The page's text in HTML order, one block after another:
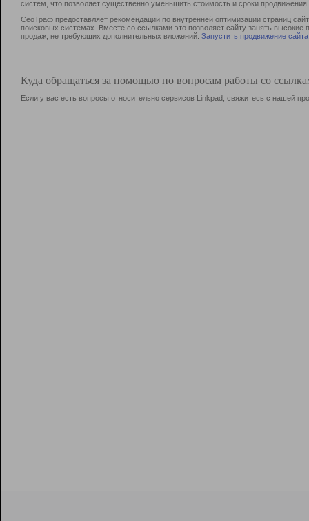
систем, что позволяет существенно уменьшить стоимость и сроки продвижения.
СеоТраф предоставляет рекомендации по внутренней оптимизации страниц
поисковых системах. Вместе со ссылками это позволяет сайту занять
продаж, не требующих дополнительных вложений. Запустить продвижение сайта
Куда обращаться за помощью по вопросам работы со
Если у вас есть вопросы относительно сервисов Linkpad, свяжитесь с нашей